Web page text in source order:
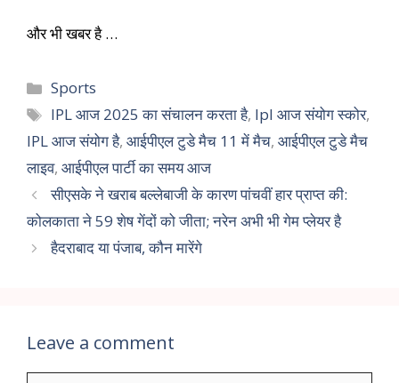
और भी खबर है …
Sports
IPL आज 2025 का संचालन करता है, Ipl आज संयोग स्कोर,
IPL आज संयोग है, आईपीएल टुडे मैच 11 में मैच, आईपीएल टुडे मैच
लाइव, आईपीएल पार्टी का समय आज
सीएसके ने खराब बल्लेबाजी के कारण पांचवीं हार प्राप्त की:
कोलकाता ने 59 शेष गेंदों को जीता; नरेन अभी भी गेम प्लेयर है
हैदराबाद या पंजाब, कौन मारेंगे
Leave a comment